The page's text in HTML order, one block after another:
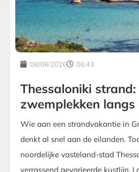
08/06/2026 06:43
Thessaloniki
zwemplekken langs
Wie aan een strandvakantie in
denkt al snel aan de eilanden.
noordelijke vasteland-stad
verrassend gevarieerde kustlijn.